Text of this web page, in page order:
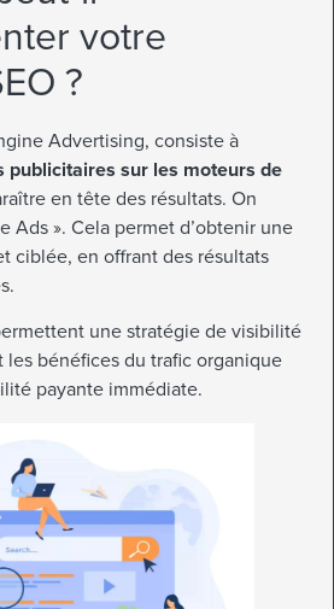
votre
?
Advertising, consiste à
publicitaires sur les moteurs de
en tête des résultats. On
Ads ». Cela permet d’obtenir une
ciblée, en offrant des résultats
une stratégie de visibilité
bénéfices du trafic organique
payante immédiate.